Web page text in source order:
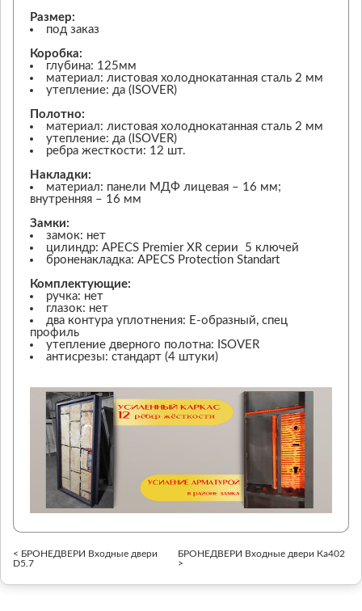
Размер:
под заказ
Коробка:
глубина: 125мм
материал: листовая холоднокатанная сталь 2 мм
утепление: да (ISOVER)
Полотно:
материал: листовая холоднокатанная сталь 2 мм
утепление: да (ISOVER)
ребра жесткости: 12 шт.
Накладки:
материал: панели МДФ лицевая – 16 мм;
внутренняя – 16 мм
Замки:
замок: нет
цилиндр: APECS Premier XR серии 5 ключей
броненакладка: APECS Protection Standart
Комплектующие:
ручка: нет
глазок: нет
два контура уплотнения: Е-образный, спец
профиль
утепление дверного полотна: ISOVER
антисрезы: стандарт (4 штуки)
< БРОНЕДВЕРИ Входные двери
D5.7
БРОНЕДВЕРИ Входные двери Ка402
>